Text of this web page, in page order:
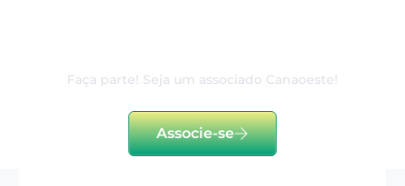
Faça parte! Seja um associado Canaoeste!
Associe-se